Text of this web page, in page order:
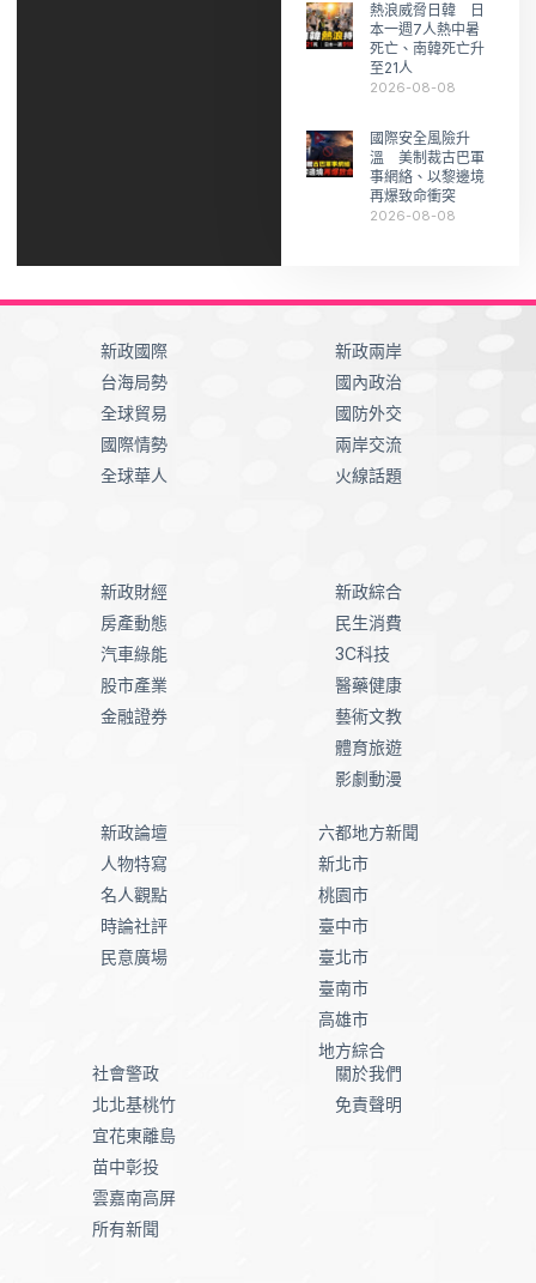
熱浪威脅日韓 日
本一週7人熱中暑
死亡、南韓死亡升
至21人
2026-08-08
國際安全風險升
溫 美制裁古巴軍
事網絡、以黎邊境
再爆致命衝突
2026-08-08
新政國際
台海局勢
全球貿易
國際情勢
全球華人
新政兩岸
國內政治
國防外交
兩岸交流
火線話題
新政財經
房產動態
汽車綠能
股市產業
金融證券
新政綜合
民生消費
3C科技
醫藥健康
藝術文教
體育旅遊
影劇動漫
新政論壇
人物特寫
名人觀點
時論社評
民意廣場
六都地方新聞
新北市
桃園市
臺中市
臺北市
臺南市
高雄市
地方綜合
社會警政
北北基桃竹
宜花東離島
苗中彰投
雲嘉南高屏
所有新聞
關於我們
免責聲明